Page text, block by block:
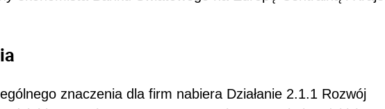
znaczenia dla firm nabiera Działanie 2.1.1 Rozwój